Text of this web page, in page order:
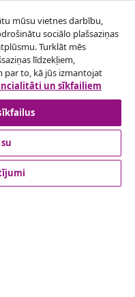
no
mūsu vietnes darbību,
sociālo plašsaziņas
Turklāt mēs
līdzekļiem,
par to, kā jūs izmantojat
un sīkfailiem